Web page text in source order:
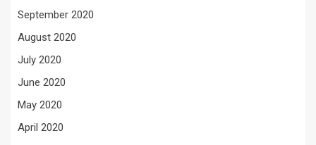
September 2020
August 2020
July 2020
June 2020
May 2020
April 2020